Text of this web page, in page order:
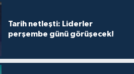
Tarih netleşti: Liderler
perşembe günü görüşecek!